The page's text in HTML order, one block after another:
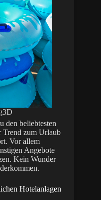
den beliebtesten
Trend zum Urlaub
Vor allem
Angebote
Kein Wunder
Hotelanlagen